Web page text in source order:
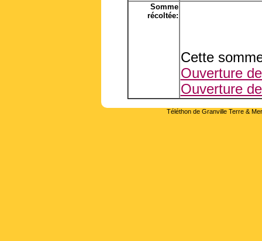
Somme
récoltée:
Cette
Ouverture
Ouverture
Téléthon de Granville Terre &